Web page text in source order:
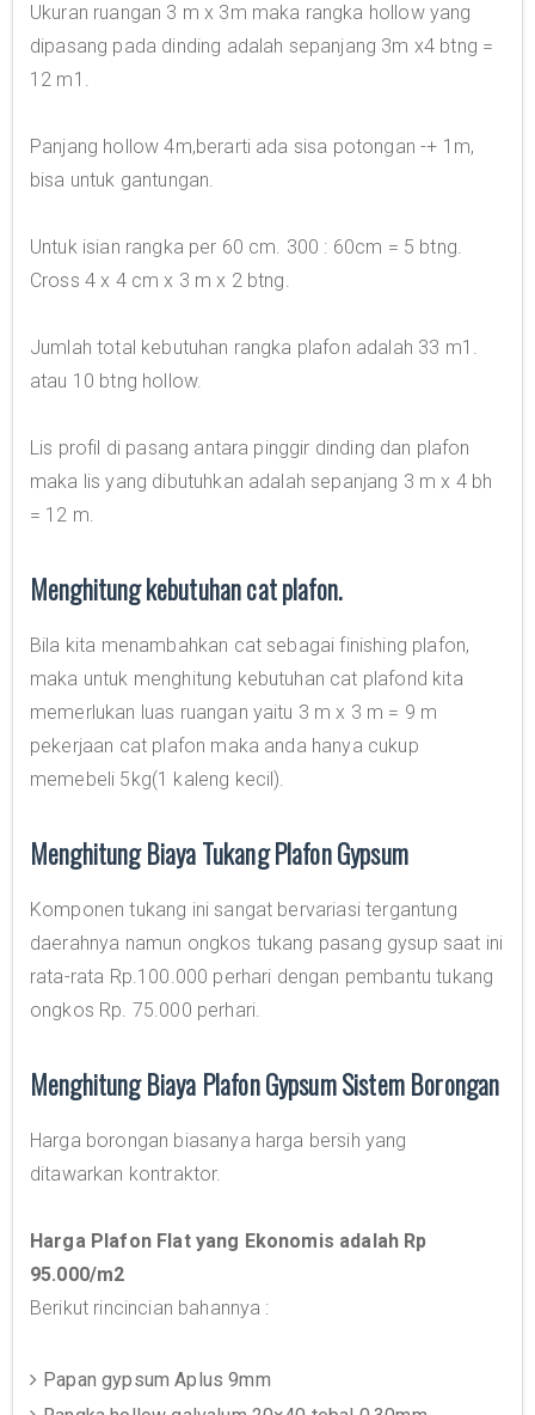
Ukuran ruangan 3 m x 3m maka rangka hollow yang
dipasang pada dinding adalah sepanjang 3m x4 btng =
12 m1.
Panjang hollow 4m,berarti ada sisa potongan -+ 1m,
bisa untuk gantungan.
Untuk isian rangka per 60 cm. 300 : 60cm = 5 btng.
Cross 4 x 4 cm x 3 m x 2 btng.
Jumlah total kebutuhan rangka plafon adalah 33 m1.
atau 10 btng hollow.
Lis profil di pasang antara pinggir dinding dan plafon
maka lis yang dibutuhkan adalah sepanjang 3 m x 4 bh
= 12 m.
Menghitung kebutuhan cat plafon.
Bila kita menambahkan cat sebagai finishing plafon,
maka untuk menghitung kebutuhan cat plafond kita
memerlukan luas ruangan yaitu 3 m x 3 m = 9 m
pekerjaan cat plafon maka anda hanya cukup
memebeli 5kg(1 kaleng kecil).
Menghitung Biaya Tukang Plafon Gypsum
Komponen tukang ini sangat bervariasi tergantung
daerahnya namun ongkos tukang pasang gysup saat ini
rata-rata Rp.100.000 perhari dengan pembantu tukang
ongkos Rp. 75.000 perhari.
Menghitung Biaya Plafon Gypsum Sistem Borongan
Harga borongan biasanya harga bersih yang
ditawarkan kontraktor.
Harga Plafon Flat yang Ekonomis adalah Rp
95.000/m2
Berikut rincincian bahannya :
Papan gypsum Aplus 9mm